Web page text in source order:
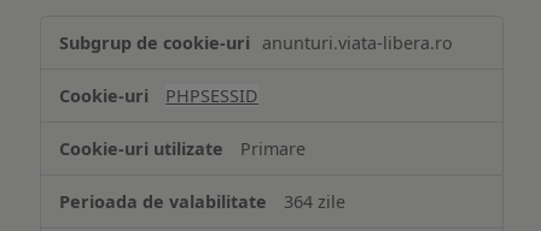
de
Cookie
necesare
anunturi.viata-libera.ro
PHPSESSID
Primare
364 zile